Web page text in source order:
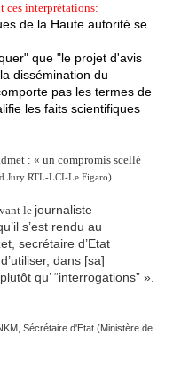
ces interprétations:
de la Haute autorité se
que "le projet d'avis
dissémination du
pas les termes de
les faits scientifiques
: « un compromis scellé
Jury RTL-LCI-Le Figaro)
le journaliste
s’est rendu au
secrétaire d’Etat
dans [sa]
qu’ “interrogations” ».
d'Etat (Ministère de